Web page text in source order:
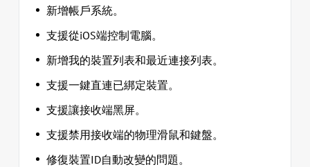
新增帳戶系統。
支援從iOS端控制電腦。
新增我的裝置列表和最近連接列表。
支援一鍵直連已綁定裝置。
支援讓接收端黑屏。
支援禁用接收端的物理滑鼠和鍵盤。
修復裝置ID自動改變的問題。